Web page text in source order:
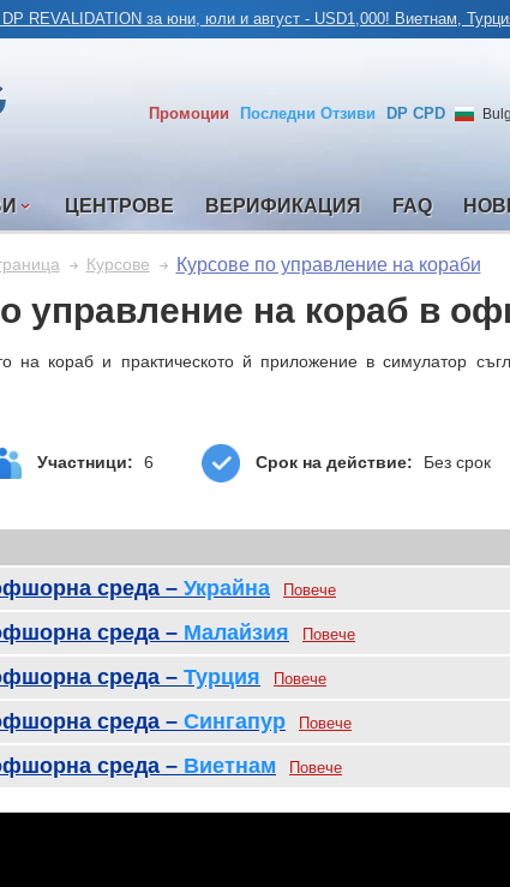
DP REVALIDATION за юни, юли и август - USD1,000! Виетнам,
Промоции Последни Отзиви DP CPD
ЦЕНТРОВЕ ВЕРИФИКАЦИЯ FAQ
Курсове Курсове по управление на кораби
управление на кораб в
кораб и практическото й приложение в симулатор
Участници: 6 Срок на действие: Без срок
среда – Украйна Повече
среда – Малайзия Повече
среда – Турция Повече
среда – Сингапур Повече
среда – Виетнам Повече